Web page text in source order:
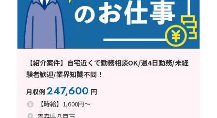
【紹介案件】自宅近くで勤務相談OK/週4日勤務/未経
験者歓迎/業界知識不問！
月収例247,600 円
【時給】1,600円～